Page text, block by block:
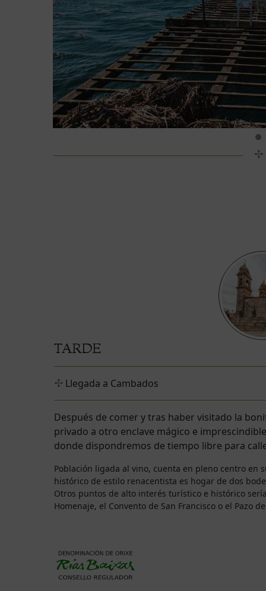
TARDE
Llegada a Cambados
Después de comer y tras haber visitado la
privado a otro enclave mágico e
donde dispondremos de tiempo libre para
Población ligada al vino, cuenta en pleno centro en
histórico de estilo renacentista es hogar de dos
Otros puntos de alto interés turístico e histórico
Homenaje, el Convento de San Francisco o el Pazo